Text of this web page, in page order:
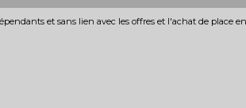
et sans lien avec les offres et l'achat de place